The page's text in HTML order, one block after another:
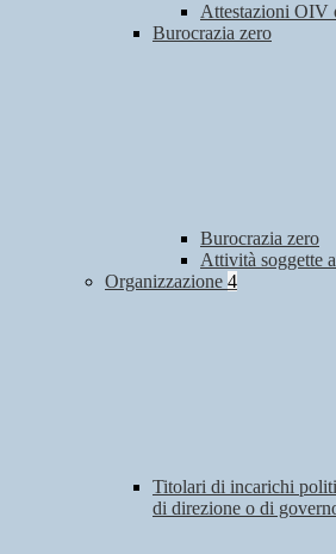
Attestazioni OIV
Burocrazia zero
Burocrazia zero
Attività soggette
Organizzazione 4
Titolari di incarichi
di direzione o di